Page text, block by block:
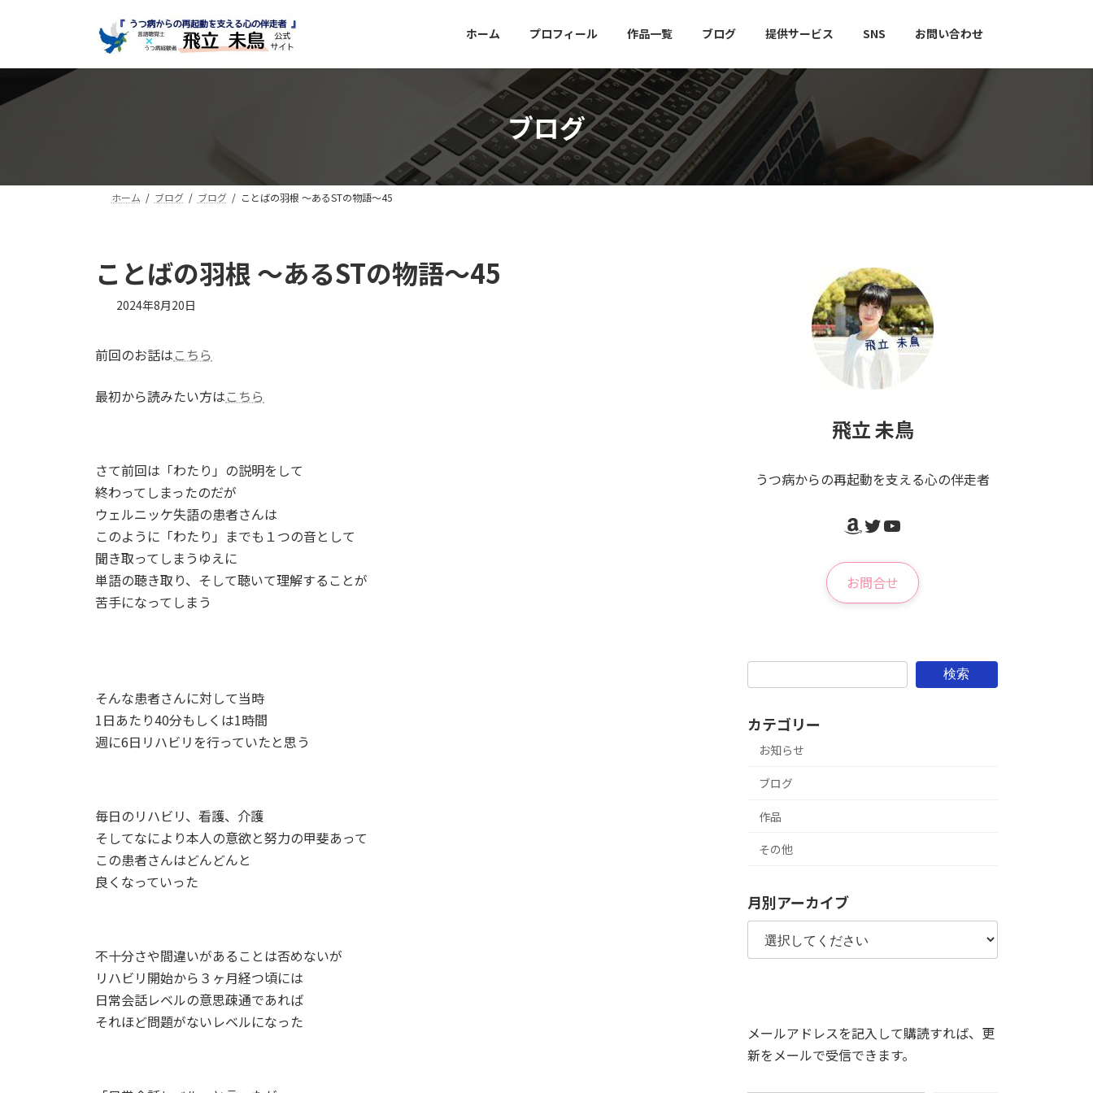
ン
へ
プ
ー
ョ
動
ホーム プロフィール 作品一覧 ブログ 提供サービス SNS お問い合わせ
ブログ
ホーム ブログ ブログ ことばの羽根 ～あるSTの物語～45
ことばの羽根 ～あるSTの物語～45
最
新
:
2024年8月20日
前回のお話はこちら
最初から読みたい方はこちら
さて前回は「わたり」の説明をして
終わってしまったのだが
ウェルニッケ失語の患者さんは
このように「わたり」までも１つの音として
聞き取ってしまうゆえに
単語の聴き取り、そして聴いて理解することが
苦手になってしまう
そんな患者さんに対して当時
1日あたり40分もしくは1時間
週に6日リハビリを行っていたと思う
毎日のリハビリ、看護、介護
そしてなにより本人の意欲と努力の甲斐あって
この患者さんはどんどんと
良くなっていった
不十分さや間違いがあることは否めないが
リハビリ開始から３ヶ月経つ頃には
日常会話レベルの意思疎通であれば
それほど問題がないレベルになった
飛立 未鳥
うつ病からの再起動を支える心の伴走者
Amazon
Twitter
YouTube
お問合せ
検索
カテゴリー
お知らせ
ブログ
作品
その他
月別アーカイブ
メールアドレスを記入して購読すれば、更
新をメールで受信できます。